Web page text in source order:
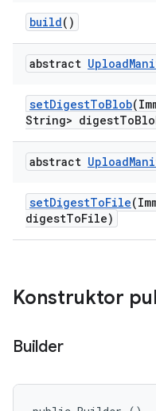
build()
abstract Upload
setDigestToBlob
String> digestTo
abstract Upload
setDigestToFile
digestToFile)
Konstruktor
Builder